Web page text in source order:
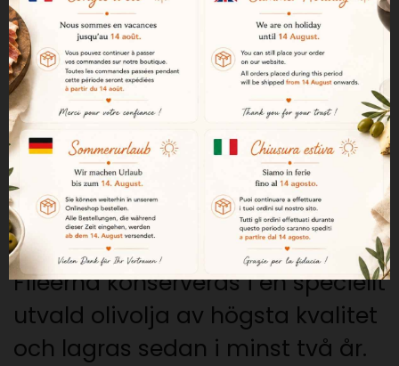
garantera optimal kvalitet.
Hantverksmässig tillagning
Filéerna och magfiléerna bereds
helt för hand av erfarna
hantverkare under överinseende
av Nardíns mästarkonservatörer.
En exceptionell mognadsprocess
Filéerna konserveras i en speciellt
utvald olivolja av högsta kvalitet
och lagras sedan i minst två år.